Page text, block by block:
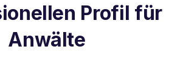
Profil für
Anwälte